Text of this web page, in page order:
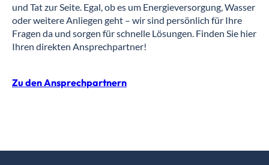
und Tat zur Seite. Egal, ob es um Energieversorgung, Wasser
oder weitere Anliegen geht – wir sind persönlich für Ihre
Fragen da und sorgen für schnelle Lösungen. Finden Sie hier
Ihren direkten Ansprechpartner!
Zu den Ansprechpartnern